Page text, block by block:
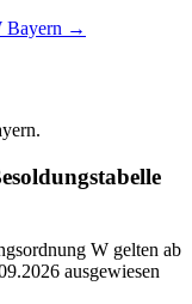
Bayern →
W gelten ab
ausgewiesen